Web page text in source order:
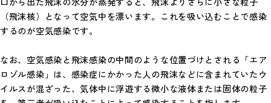
（飛沫核）となって空気中を漂います。これを吸い込むことで感染
するのが空気感染です。
なお、空気感染と飛沫感染の中間のような位置づけとされる「エア
ロゾル感染」は、感染症にかかった人の飛沫などに含まれていたウ
イルスが混ざった、気体中に浮遊する微小な液体または固体の粒子